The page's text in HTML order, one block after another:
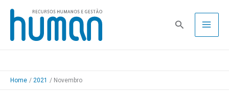
Skip
content
Pesquisa
Home 2021 Novembro